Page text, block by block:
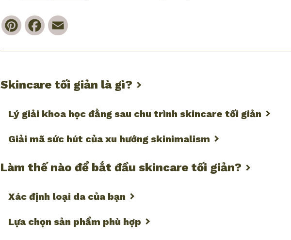
PinterestFacebook
Skincare tối giản là gì?
Lý giải khoa học đằng sau chu trình skincare tối giản
Giải mã sức hút của xu hướng skinimalism
Làm thế nào để bắt đầu skincare tối giản?
Xác định loại da của bạn
Lựa chọn sản phẩm phù hợp